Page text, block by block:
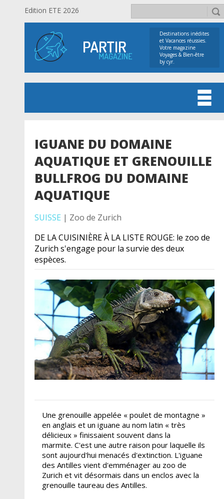
Edition ETE 2026
Destinations inédites
et Vacances réussies.
Votre magazine
Voyages & Bien-être
by cyr.
IGUANE DU DOMAINE
AQUATIQUE ET GRENOUILLE
BULLFROG DU DOMAINE
AQUATIQUE
SUISSE | Zoo de Zurich
DE LA CUISINIÈRE À LA LISTE ROUGE: le zoo de
Zurich s'engage pour la survie des deux
espèces.
Une grenouille appelée « poulet de montagne »
en anglais et un iguane au nom latin « très
délicieux » finissaient souvent dans la
marmite. C'est une autre raison pour laquelle ils
sont aujourd'hui menacés d'extinction. L'iguane
des Antilles vient d'emménager au zoo de
Zurich et vit désormais dans un enclos avec la
grenouille taureau des Antilles.